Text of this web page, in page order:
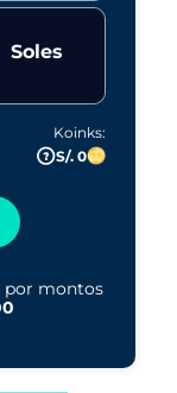
Soles
Koinks:
S/. 0
por montos